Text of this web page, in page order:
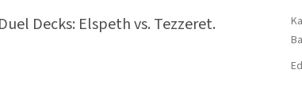
Decks: Elspeth vs. Tezzeret.